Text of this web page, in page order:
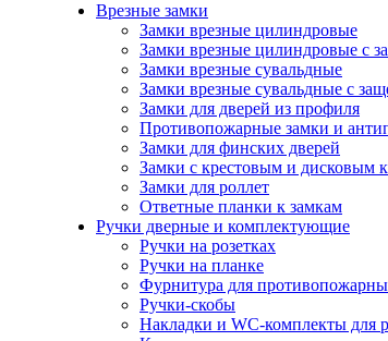
Врезные замки
Замки врезные цилиндровые
Замки врезные цилиндровые с
Замки врезные сувальдные
Замки врезные сувальдные с
Замки для дверей из профиля
Противопожарные замки и
Замки для финских дверей
Замки с крестовым и дисковым
Замки для роллет
Ответные планки к замкам
Ручки дверные и комплектующие
Ручки на розетках
Ручки на планке
Фурнитура для
Ручки-скобы
Накладки и WC-комплекты для